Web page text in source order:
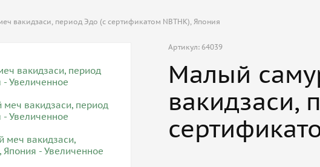
вакидзаси, период Эдо (с сертификатом NBTHK), Япония
Артикул: 64039
Малый
вакидзаси,